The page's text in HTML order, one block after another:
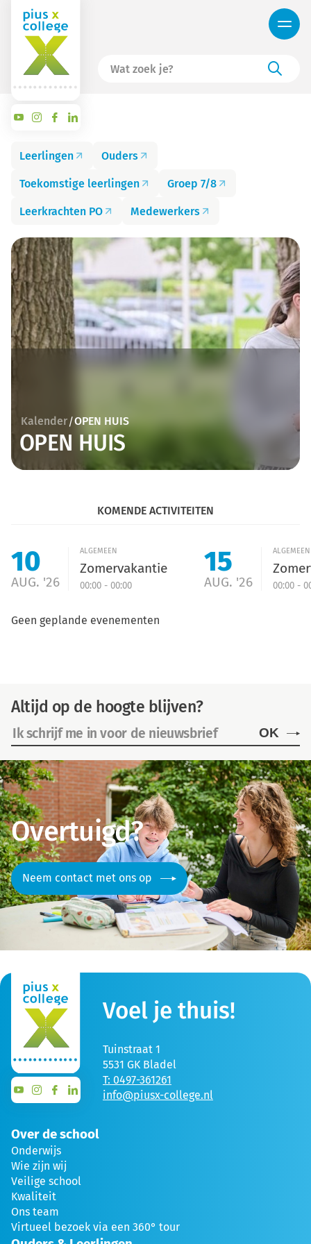
Leerlingen Ouders
Toekomstige leerlingen Groep 7/8
Leerkrachten PO Medewerkers
Kalender/OPEN HUIS
OPEN HUIS
KOMENDE ACTIVITEITEN
10
AUG. '26
ALGEMEEN
Zomervakantie
00:00 - 00:00
15
AUG. '26
ALGEMEEN
00:00 -
Geen geplande evenementen
Altijd op de hoogte blijven?
OK
Overtuigd?
Neem contact met ons op
Voel je thuis!
Tuinstraat 1
5531 GK Bladel
T: 0497-361261
info@piusx-college.nl
Over de school
Onderwijs
Wie zijn wij
Veilige school
Kwaliteit
Ons team
Virtueel bezoek via een 360° tour